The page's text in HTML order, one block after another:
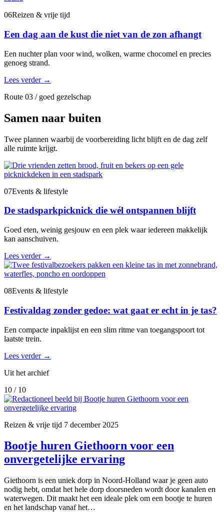
06Reizen & vrije tijd
Een dag aan de kust die niet van de zon afhangt
Een nuchter plan voor wind, wolken, warme chocomel en precies
genoeg strand.
Lees verder →
Route 03 / goed gezelschap
Samen naar buiten
Twee plannen waarbij de voorbereiding licht blijft en de dag zelf
alle ruimte krijgt.
07Events & lifestyle
De stadsparkpicknick die wél ontspannen blijft
Goed eten, weinig gesjouw en een plek waar iedereen makkelijk
kan aanschuiven.
Lees verder →
08Events & lifestyle
Festivaldag zonder gedoe: wat gaat er echt in je tas?
Een compacte inpaklijst en een slim ritme van toegangspoort tot
laatste trein.
Lees verder →
Uit het archief
10 / 10
Reizen & vrije tijd 7 december 2025
Bootje huren Giethoorn voor een
onvergetelijke ervaring
Giethoorn is een uniek dorp in Noord-Holland waar je geen auto
nodig hebt, omdat het hele dorp doorsneden wordt door kanalen en
waterwegen. Dit maakt het een ideale plek om een bootje te huren
en het landschap vanaf het…